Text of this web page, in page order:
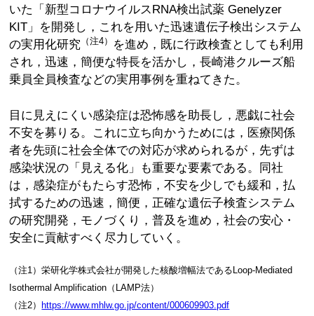
いた「新型コロナウイルスRNA検出試薬 Genelyzer
KIT」を開発し，これを用いた迅速遺伝子検出システム
の実用化研究 （注4）
を進め，既に行政検査としても利用
され，迅速，簡便な特長を活かし，長崎港クルーズ船
乗員全員検査などの実用事例を重ねてきた。
目に見えにくい感染症は恐怖感を助長し，悪戯に社会
不安を募りる。これに立ち向かうためには，医療関係
者を先頭に社会全体での対応が求められるが，先ずは
感染状況の「見える化」も重要な要素である。同社
は，感染症がもたらす恐怖，不安を少しでも緩和，払
拭するための迅速，簡便，正確な遺伝子検査システム
の研究開発，モノづくり，普及を進め，社会の安心・
安全に貢献すべく尽力していく。
（注1）栄研化学株式会社が開発した核酸増幅法であるLoop-Mediated
Isothermal Amplification（LAMP法）
（注2）https://www.mhlw.go.jp/content/000609903.pdf